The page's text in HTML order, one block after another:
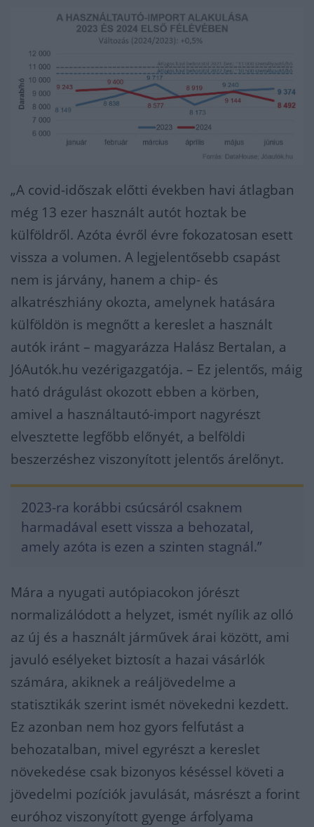
„A covid-időszak előtti években havi átlagban
még 13 ezer használt autót hoztak be
külföldről. Azóta évről évre fokozatosan esett
vissza a volumen. A legjelentősebb csapást
nem is járvány, hanem a chip- és
alkatrészhiány okozta, amelynek hatására
külföldön is megnőtt a kereslet a használt
autók iránt – magyarázza Halász Bertalan, a
JóAutók.hu vezérigazgatója. – Ez jelentős, máig
ható drágulást okozott ebben a körben,
amivel a használtautó-import nagyrészt
elvesztette legfőbb előnyét, a belföldi
beszerzéshez viszonyított jelentős árelőnyt.
2023-ra korábbi csúcsáról csaknem
harmadával esett vissza a behozatal,
amely azóta is ezen a szinten stagnál.”
Mára a nyugati autópiacokon jórészt
normalizálódott a helyzet, ismét nyílik az olló
az új és a használt járművek árai között, ami
javuló esélyeket biztosít a hazai vásárlók
számára, akiknek a reáljövedelme a
statisztikák szerint ismét növekedni kezdett.
Ez azonban nem hoz gyors felfutást a
behozatalban, mivel egyrészt a kereslet
növekedése csak bizonyos késéssel követi a
jövedelmi pozíciók javulását, másrészt a forint
euróhoz viszonyított gyenge árfolyama